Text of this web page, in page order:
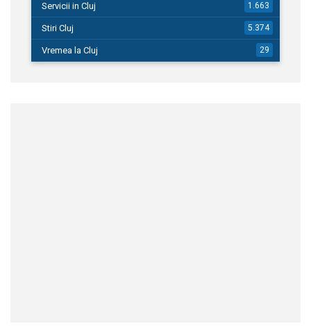
Servicii in Cluj 1.663
Stiri Cluj 5.374
Vremea la Cluj 29